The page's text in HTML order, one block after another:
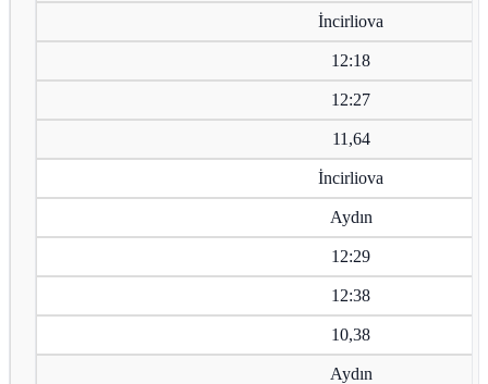
İncirliova
12:18
12:27
11,64
İncirliova
Aydın
12:29
12:38
10,38
Aydın